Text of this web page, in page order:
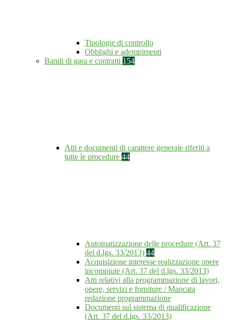
Tipologie di controllo
Obblighi e adempimenti
Bandi di gara e contratti 154
Atti e documenti di carattere generale riferiti a
tutte le procedure 44
Automatizzazione delle procedure (Art. 37
del d.lgs. 33/2013) 44
Acquisizione interesse realizzazione opere
incompiute (Art. 37 del d.lgs. 33/2013)
Atti relativi alla programmazione di lavori,
opere, servizi e forniture / Mancata
redazione programmazione
Documenti sul sistema di qualificazione
(Art. 37 del d.lgs. 33/2013)